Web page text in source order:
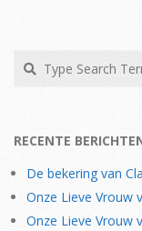
Search
RECENTE
De bekering van
Onze Lieve Vrouw
Onze Lieve Vrouw